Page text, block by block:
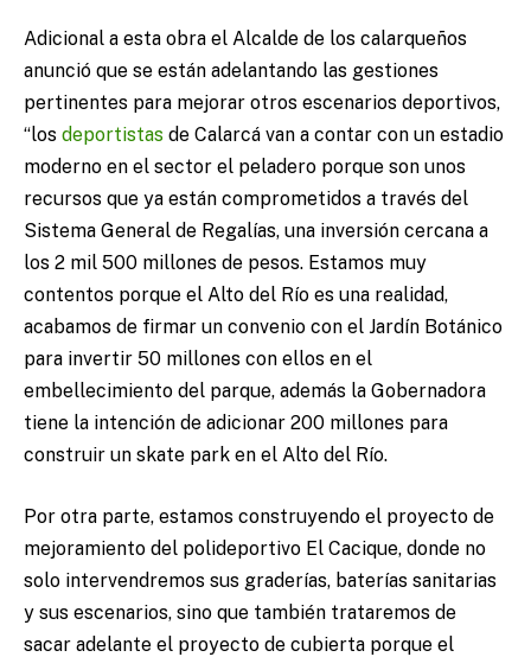
Adicional a esta obra el Alcalde de los calarqueños
anunció que se están adelantando las gestiones
pertinentes para mejorar otros escenarios deportivos,
“los deportistas de Calarcá van a contar con un estadio
moderno en el sector el peladero porque son unos
recursos que ya están comprometidos a través del
Sistema General de Regalías, una inversión cercana a
los 2 mil 500 millones de pesos. Estamos muy
contentos porque el Alto del Río es una realidad,
acabamos de firmar un convenio con el Jardín Botánico
para invertir 50 millones con ellos en el
embellecimiento del parque, además la Gobernadora
tiene la intención de adicionar 200 millones para
construir un skate park en el Alto del Río.
Por otra parte, estamos construyendo el proyecto de
mejoramiento del polideportivo El Cacique, donde no
solo intervendremos sus graderías, baterías sanitarias
y sus escenarios, sino que también trataremos de
sacar adelante el proyecto de cubierta porque el